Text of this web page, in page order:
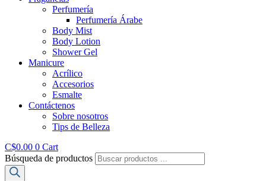
Perfumería
Perfumería Árabe
Body Mist
Body Lotion
Shower Gel
Manicure
Acrílico
Accesorios
Esmalte
Contáctenos
Sobre nosotros
Tips de Belleza
C$0.00 0 Cart
Búsqueda de productos